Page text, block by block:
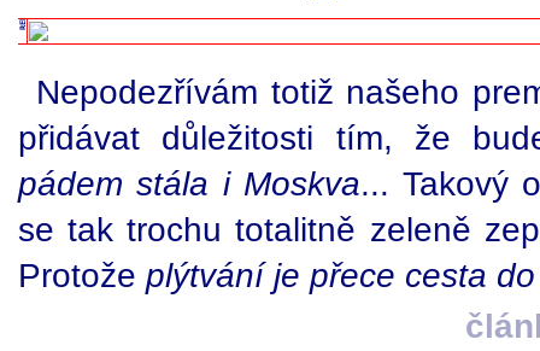
Nepodezřívám totiž našeho
přidávat důležitosti tím, že
pádem stála i Moskva... Takový
se tak trochu totalitně zeleně
Protože plýtvání je přece cesta